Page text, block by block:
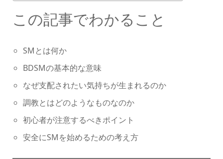
この記事でわかること
SMとは何か
BDSMの基本的な意味
なぜ支配されたい気持ちが生まれるのか
調教とはどのようなものなのか
初心者が注意するべきポイント
安全にSMを始めるための考え方